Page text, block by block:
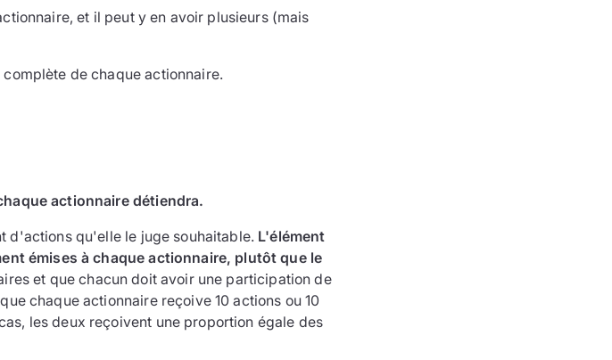
et il peut y en avoir plusieurs (mais
de chaque actionnaire.
actionnaire détiendra.
d'actions qu'elle le juge souhaitable. L'élément
émises à chaque actionnaire, plutôt que le
et que chacun doit avoir une participation de
chaque actionnaire reçoive 10 actions ou 10
les deux reçoivent une proportion égale des